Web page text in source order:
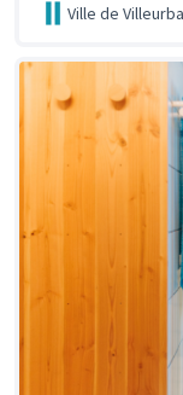
Ville de